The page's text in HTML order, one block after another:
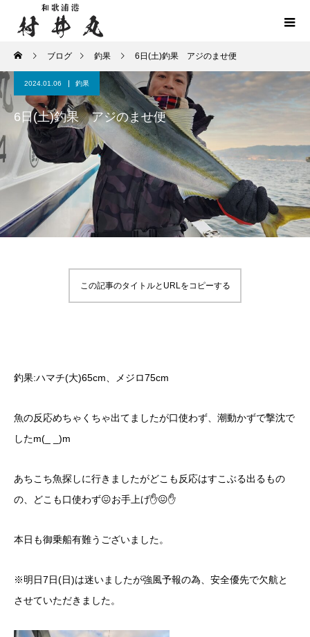
ブログ 釣果 6日(土)釣果 アジのませ便
2024.01.06 釣果
6日(土)釣果 アジのませ便
この記事のタイトルとURLをコピーする
釣果:ハマチ(大)65cm、メジロ75cm
魚の反応めちゃくちゃ出てましたが口使わず、潮動かずで撃沈で
したm(_ _)m
あちこち魚探しに行きましたがどこも反応はすこぶる出るもの
の、どこも口使わず😖お手上げ✋😖✋
本日も御乗船有難うございました。
※明日7日(日)は迷いましたが強風予報の為、安全優先で欠航と
させていただきました。